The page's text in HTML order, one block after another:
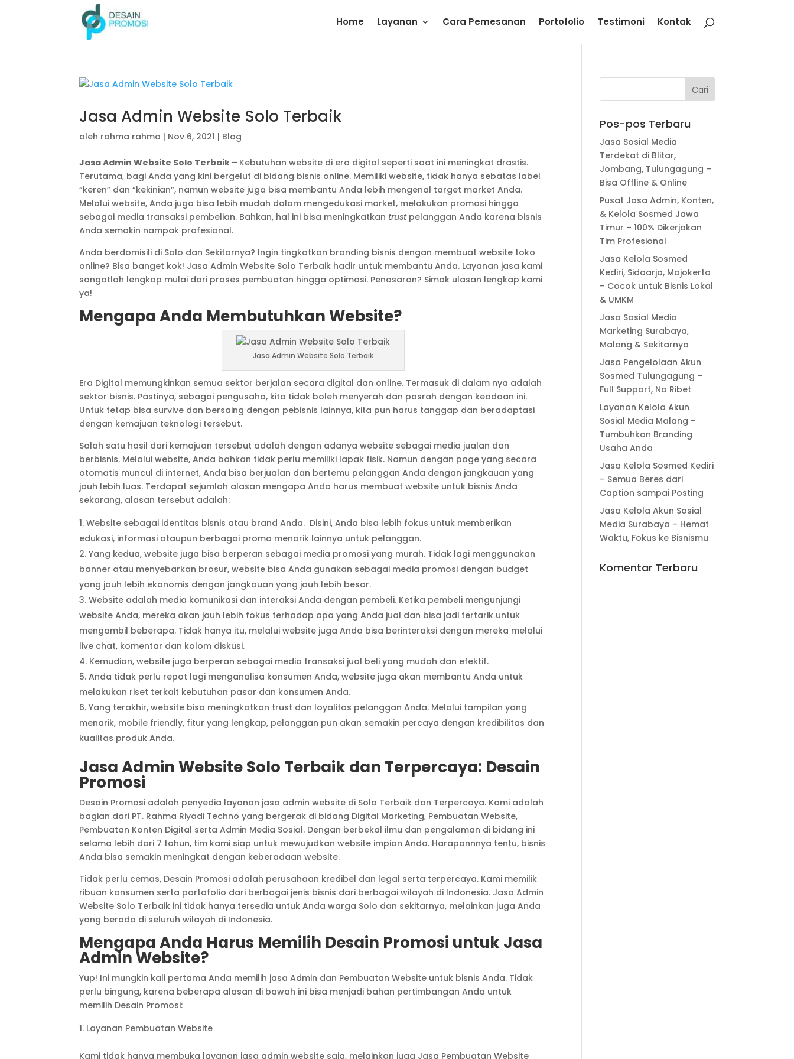
Home Layanan Cara Pemesanan Portofolio Testimoni Kontak
Jasa Admin Website Solo Terbaik
oleh rahma rahma | Nov 6, 2021 | Blog
Jasa Admin Website Solo Terbaik – Kebutuhan website di era digital seperti saat ini meningkat drastis.
Terutama, bagi Anda yang kini bergelut di bidang bisnis online. Memiliki website, tidak hanya sebatas label
“keren” dan “kekinian”, namun website juga bisa membantu Anda lebih mengenal target market Anda.
Melalui website, Anda juga bisa lebih mudah dalam mengedukasi market, melakukan promosi hingga
sebagai media transaksi pembelian. Bahkan, hal ini bisa meningkatkan trustpelanggan Anda karena bisnis
Anda semakin nampak profesional.
Anda berdomisili di Solo dan Sekitarnya? Ingin tingkatkan branding bisnis dengan membuat website toko
online? Bisa banget kok! Jasa Admin Website Solo Terbaik hadir untuk membantu Anda. Layanan jasa kami
sangatlah lengkap mulai dari proses pembuatan hingga optimasi. Penasaran? Simak ulasan lengkap kami
ya!
Mengapa Anda Membutuhkan Website?
Jasa Admin Website Solo Terbaik
Era Digital memungkinkan semua sektor berjalan secara digital dan online. Termasuk di dalam nya adalah
sektor bisnis. Pastinya, sebagai pengusaha, kita tidak boleh menyerah dan pasrah dengan keadaan ini.
Untuk tetap bisa survive dan bersaing dengan pebisnis lainnya, kita pun harus tanggap dan beradaptasi
dengan kemajuan teknologi tersebut.
Salah satu hasil dari kemajuan tersebut adalah dengan adanya website sebagai media jualan dan
berbisnis. Melalui website, Anda bahkan tidak perlu memiliki lapak fisik. Namun dengan page yang secara
otomatis muncul di internet, Anda bisa berjualan dan bertemu pelanggan Anda dengan jangkauan yang
jauh lebih luas. Terdapat sejumlah alasan mengapa Anda harus membuat website untuk bisnis Anda
sekarang, alasan tersebut adalah:
Website sebagai identitas bisnis atau brand Anda. Disini, Anda bisa lebih fokus untuk memberikan
edukasi, informasi ataupun berbagai promo menarik lainnya untuk pelanggan.
Yang kedua, website juga bisa berperan sebagai media promosi yang murah. Tidak lagi menggunakan
banner atau menyebarkan brosur, website bisa Anda gunakan sebagai media promosi dengan budget
yang jauh lebih ekonomis dengan jangkauan yang jauh lebih besar.
Website adalah media komunikasi dan interaksi Anda dengan pembeli. Ketika pembeli mengunjungi
website Anda, mereka akan jauh lebih fokus terhadap apa yang Anda jual dan bisa jadi tertarik untuk
mengambil beberapa. Tidak hanya itu, melalui website juga Anda bisa berinteraksi dengan mereka melalui
live chat, komentar dan kolom diskusi.
Kemudian, website juga berperan sebagai media transaksi jual beli yang mudah dan efektif.
Anda tidak perlu repot lagi menganalisa konsumen Anda, website juga akan membantu Anda untuk
melakukan riset terkait kebutuhan pasar dan konsumen Anda.
Yang terakhir, website bisa meningkatkan trust dan loyalitas pelanggan Anda. Melalui tampilan yang
menarik, mobile friendly, fitur yang lengkap, pelanggan pun akan semakin percaya dengan kredibilitas dan
kualitas produk Anda.
Jasa Admin Website Solo Terbaik dan Terpercaya: Desain
Promosi
Desain Promosi adalah penyedia layanan jasa admin website di Solo Terbaik dan Terpercaya. Kami adalah
bagian dari PT. Rahma Riyadi Techno yang bergerak di bidang Digital Marketing, Pembuatan Website,
Pembuatan Konten Digital serta Admin Media Sosial. Dengan berbekal ilmu dan pengalaman di bidang ini
selama lebih dari 7 tahun, tim kami siap untuk mewujudkan website impian Anda. Harapannnya tentu, bisnis
Anda bisa semakin meningkat dengan keberadaan website.
Tidak perlu cemas, Desain Promosi adalah perusahaan kredibel dan legal serta terpercaya. Kami memilik
ribuan konsumen serta portofolio dari berbagai jenis bisnis dari berbagai wilayah di Indonesia. Jasa Admin
Website Solo Terbaik ini tidak hanya tersedia untuk Anda warga Solo dan sekitarnya, melainkan juga Anda
yang berada di seluruh wilayah di Indonesia.
Mengapa Anda Harus Memilih Desain Promosi untuk Jasa
Admin Website?
Yup! Ini mungkin kali pertama Anda memilih jasa Admin dan Pembuatan Website untuk bisnis Anda. Tidak
perlu bingung, karena beberapa alasan di bawah ini bisa menjadi bahan pertimbangan Anda untuk
memilih Desain Promosi:
Layanan Pembuatan Website
Kami tidak hanya membuka layanan jasa admin website saja, melainkan juga Jasa Pembuatan Website
Pos-pos Terbaru
Jasa Sosial Media
Terdekat di Blitar,
Jombang, Tulungagung –
Bisa Offline & Online
Pusat Jasa Admin, Konten,
& Kelola Sosmed Jawa
Timur – 100% Dikerjakan
Tim Profesional
Jasa Kelola Sosmed
Kediri, Sidoarjo, Mojokerto
– Cocok untuk Bisnis Lokal
& UMKM
Jasa Sosial Media
Marketing Surabaya,
Malang & Sekitarnya
Jasa Pengelolaan Akun
Sosmed Tulungagung –
Full Support, No Ribet
Layanan Kelola Akun
Sosial Media Malang –
Tumbuhkan Branding
Usaha Anda
Jasa Kelola Sosmed Kediri
– Semua Beres dari
Caption sampai Posting
Jasa Kelola Akun Sosial
Media Surabaya – Hemat
Waktu, Fokus ke Bisnismu
Komentar Terbaru